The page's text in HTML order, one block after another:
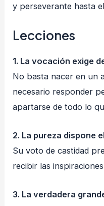
y perseverante hasta
Lecciones
1. La vocación exige
No basta nacer en un
necesario responder
apartarse de todo lo
2. La pureza dispone
Su voto de castidad
recibir las
3. La verdadera